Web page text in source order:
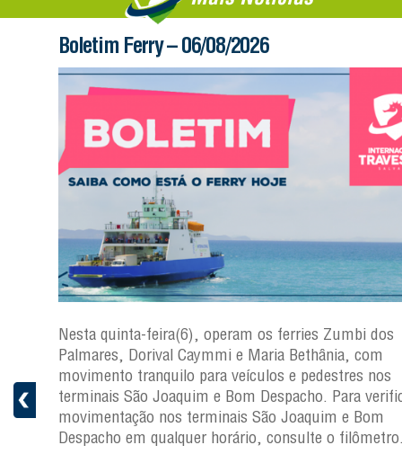
Boletim Ferry – 06/08/2026
Nesta quinta-feira(6), operam os ferries Zumbi dos
Palmares, Dorival Caymmi e Maria Bethânia, com
movimento tranquilo para veículos e pedestres nos
terminais São Joaquim e Bom Despacho. Para
movimentação nos terminais São Joaquim e Bom
Despacho em qualquer horário, consulte o